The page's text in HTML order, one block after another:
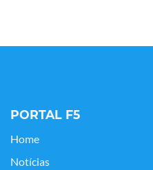
PORTAL F5
Home
Notícias